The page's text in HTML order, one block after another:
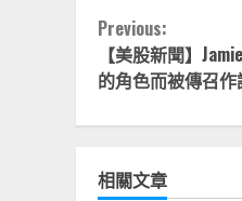
Continue
Reading
Previous:
【美股新聞】
的角色而被傳召
相關文章